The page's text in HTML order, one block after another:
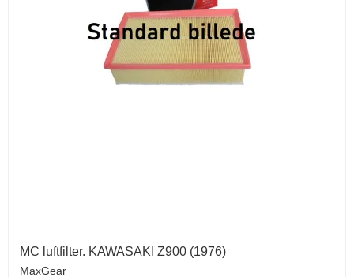
MC luftfilter. KAWASAKI Z900 (1976)
MaxGear